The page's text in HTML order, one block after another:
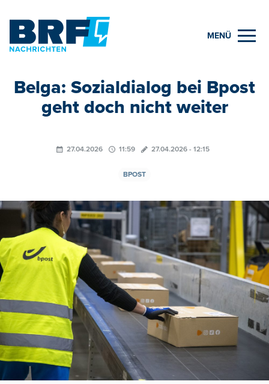
MENÜ
Belga: Sozialdialog bei Bpost
geht doch nicht weiter
27.04.2026 11:59 27.04.2026 - 12:15
BPOST